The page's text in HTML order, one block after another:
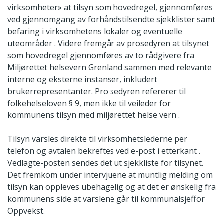
virksomheter» at tilsyn som hovedregel, gjennomføres
ved gjennomgang av forhåndstilsendte sjekklister samt
befaring i virksomhetens lokaler og eventuelle
uteområder . Videre fremgår av prosedyren at tilsynet
som hovedregel gjennomføres av to rådgivere fra
Miljørettet helsevern Grenland sammen med relevante
interne og eksterne instanser, inkludert
brukerrepresentanter. Pro sedyren refererer til
folkehelseloven § 9, men ikke til veileder for
kommunens tilsyn med miljørettet helse vern .
Tilsyn varsles direkte til virksomhetslederne per
telefon og avtalen bekreftes ved e-post i etterkant .
Vedlagte-posten sendes det ut sjekkliste for tilsynet.
Det fremkom under intervjuene at muntlig melding om
tilsyn kan oppleves ubehagelig og at det er ønskelig fra
kommunens side at varslene går til kommunalsjeffor
Oppvekst.